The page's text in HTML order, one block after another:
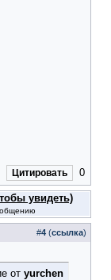
Цитировать 0
увидеть)
#4 (ссылка)
от yurchen